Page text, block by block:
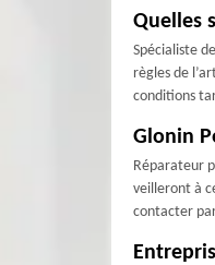
Quelles
Spécialiste
règles de
conditions
Glonin
Réparateur
veilleront à
contacter